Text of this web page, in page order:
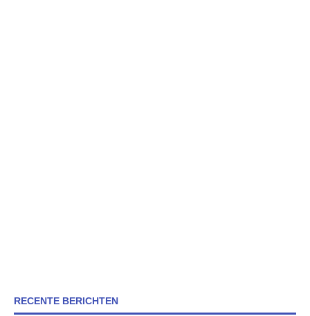
RECENTE BERICHTEN